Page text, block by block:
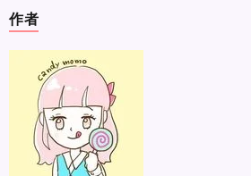
作者